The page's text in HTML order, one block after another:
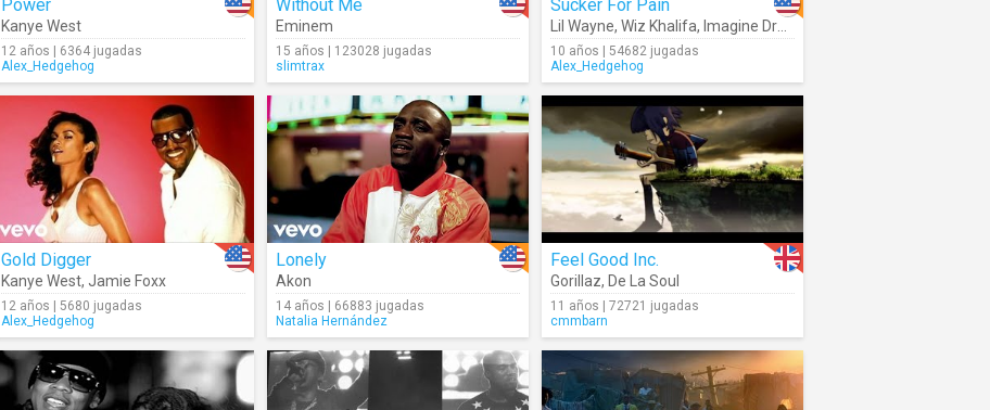
Power
Kanye West
12 años | 6364 jugadas
Alex_Hedgehog
Without Me
Eminem
15 años | 123028 jugadas
slimtrax
Sucker For Pain
Lil Wayne, Wiz Khalifa, Imagine Dragons
10 años | 54682 jugadas
Alex_Hedgehog
Gold Digger
Kanye West, Jamie Foxx
12 años | 5680 jugadas
Alex_Hedgehog
Lonely
Akon
14 años | 66883 jugadas
Natalia Hernández
Feel Good Inc.
Gorillaz, De La Soul
11 años | 72721 jugadas
cmmbarn